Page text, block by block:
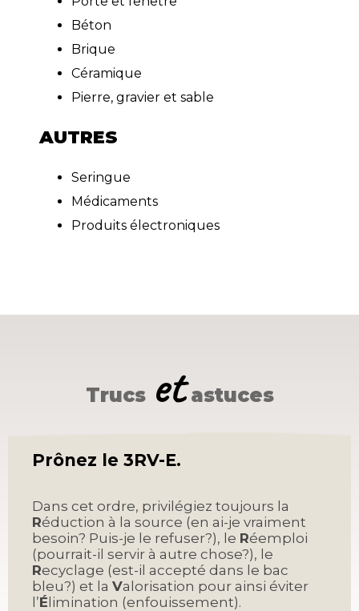
Béton
Brique
Céramique
Pierre, gravier et sable
AUTRES
Seringue
Médicaments
Produits électroniques
Trucs etastuces
Prônez le 3RV-E.
Dans cet ordre, privilégiez toujours la
Réduction à la source (en ai-je vraiment
besoin? Puis-je le refuser?), le Réemploi
(pourrait-il servir à autre chose?), le
Recyclage (est-il accepté dans le bac
bleu?) et la Valorisation pour ainsi éviter
l’Élimination (enfouissement).